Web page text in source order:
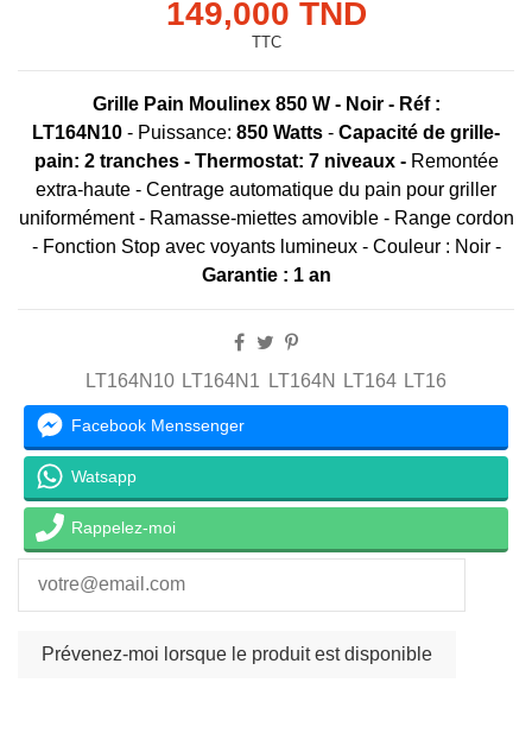
149,000 TND
TTC
Grille Pain Moulinex 850 W - Noir - Réf :
LT164N10 - Puissance: 850 Watts - Capacité de grille-
pain: 2 tranches - Thermostat: 7 niveaux - Remontée
extra-haute - Centrage automatique du pain pour griller
uniformément - Ramasse-miettes amovible - Range cordon
- Fonction Stop avec voyants lumineux - Couleur : Noir -
Garantie : 1 an
LT164N10 LT164N1 LT164N LT164 LT16
Facebook Menssenger
Watsapp
Rappelez-moi